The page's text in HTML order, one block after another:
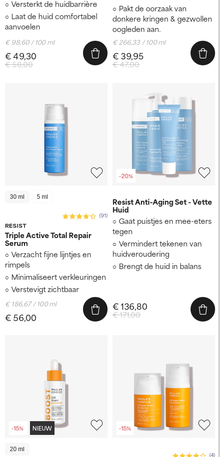
Versterkt de huidbarrière
Laat de huid comfortabel
aanvoelen
€ 58,00
€ 49,30
€ 98,60 / 100 ml
Pakt de oorzaak van
donkere kringen & gezwollen
oogleden aan.
€ 47,00
€ 39,95
€ 266,33 / 100 ml
30 ml 5 ml
RESIST
(91)
Triple Active Total Repair
Serum
Verzacht fijne lijntjes en
rimpels
Minimaliseert verkleuringen
Verstevigt zichtbaar
€ 56,00
€ 186,67 / 100 ml
-20%
Resist Anti-Aging Set - Vette
Huid
Gaat puistjes en mee-eters
tegen
Vermindert tekenen van
huidveroudering
Brengt de huid in balans
€ 171,00
€ 136,80
-15% NIEUW
20 ml
-15%
(4)